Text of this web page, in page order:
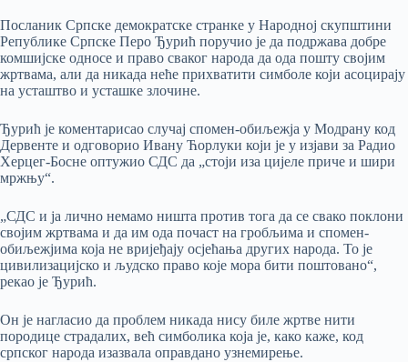
Посланик Српске демократске странке у Народној скупштини
Републике Српске Перо Ђурић поручио је да подржава добре
комшијске односе и право сваког народа да ода пошту својим
жртвама, али да никада неће прихватити симболе који асоцирају
на усташтво и усташке злочине.
Ђурић је коментарисао случај спомен-обиљежја у Модрану код
Дервенте и одговорио Ивану Ћорлуки који је у изјави за Радио
Херцег-Босне оптужио СДС да „стоји иза цијеле приче и шири
мржњу“.
„СДС и ја лично немамо ништа против тога да се свако поклони
својим жртвама и да им ода почаст на гробљима и спомен-
обиљежјима која не вријеђају осјећања других народа. То је
цивилизацијско и људско право које мора бити поштовано“,
рекао је Ђурић.
Он је нагласио да проблем никада нису биле жртве нити
породице страдалих, већ симболика која је, како каже, код
српског народа изазвала оправдано узнемирење.